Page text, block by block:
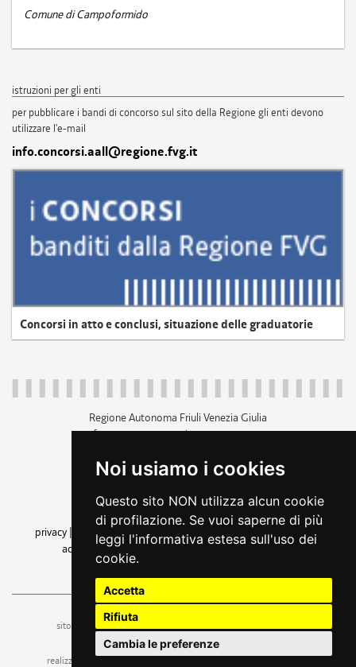
Noi usiamo i cookies
Questo sito NON utilizza alcun cookie
di profilazione. Se vuoi saperne di più
leggi l'informativa estesa sull'uso dei
cookie.
Accetta
Rifiuta
Cambia le preferenze
Comune di Campoformido
istruzioni per gli enti
per pubblicare i bandi di concorso sul sito della Regione gli enti devono
utilizzare l'e-mail
info.concorsi.aall@regione.fvg.it
Concorsi in atto e conclusi, situazione delle graduatorie
Regione Autonoma Friuli Venezia Giulia
c.f. 80014930327; p.iva 00526040324
+39 040 3771111
amministrazione trasparente
privacy
cookie |note legali accessibilità
dichiarazione di
accessibilità| feedback
cambio preferenze cookie
sito a cura dell'ufficio stampa e comunicazione
realizzazione